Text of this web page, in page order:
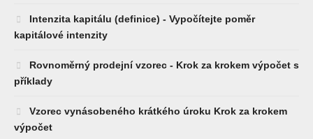
Intenzita kapitálu (definice) - Vypočítejte poměr
kapitálové intenzity
Rovnoměrný prodejní vzorec - Krok za krokem výpočet s
příklady
Vzorec vynásobeného krátkého úroku Krok za krokem
výpočet